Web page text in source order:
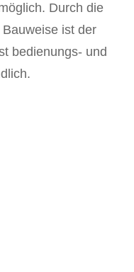
Durch die
ist der
bedienungs- und